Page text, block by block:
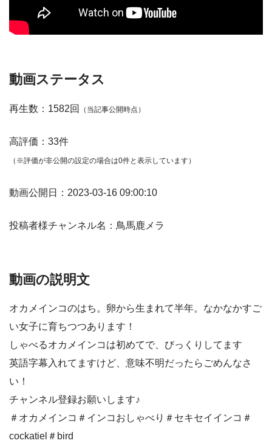
動画ステータス
再生数：1582回 （当記事公開時点）
高評価：33件
（※評価が非公開の設定の場合は0件と表示しています）
動画公開日：2023-03-16 09:00:10
投稿者様チャンネル名：鳥馬鹿メラ
動画の説明文
オカメインコのはち。卵から生まれて半年。なかなかすご
い女子に育ちつつあります！
しゃべるオカメインコは初めてで、びっくりしてます
英語字幕入れてますけど、意味不明だったらごめんなさ
い！
チャンネル登録お願いします♪
＃オカメインコ＃インコおしゃべり＃セキセイインコ＃
cockatiel＃bird